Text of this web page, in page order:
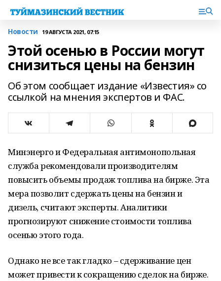
Новости 19 АВГУСТА 2021, 07:15
Этой осенью в России могут
снизиться цены на бензин
Об этом сообщает издание «Известия» со
ссылкой на мнения экспертов и ФАС.
Минэнерго и Федеральная антимонопольная
служба рекомендовали производителям
повысить объемы продаж топлива на бирже. Эта
мера позволит сдержать цены на бензин и
дизель, считают эксперты. Аналитики
прогнозируют снижение стоимости топлива
осенью этого года.
Однако не все так гладко – сдерживание цен
может привести к сокращению сделок на бирже.